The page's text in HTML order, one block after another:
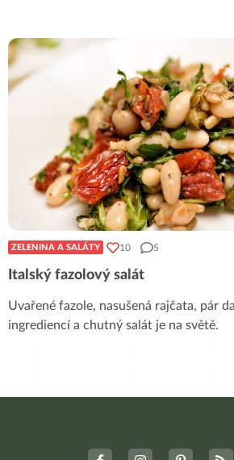
ZELENINA A SALÁTY 10 5
Italský fazolový salát
Uvařené fazole, nasušená rajčata, pár
ingrediencí a chutný salát je na světě.